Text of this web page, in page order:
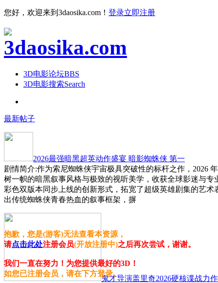
您好，欢迎来到3daosika.com！ 登录立即注册
3D电影论坛BBS
3D电影搜索Search
最新帖子
2026最强暗黑超英动作盛宴 暗影蜘蛛侠 第一
剧情简介:作为索尼蜘蛛侠宇宙极具突破性的标杆之作，2026
树一帜的暗黑叙事风格与极致的视听美学，收获全球影迷与
彩色双版本同步上线的创新形式，拓宽了超级英雄剧集的艺
出传统蜘蛛侠青春热血的叙事框架，摒
鬼才导演盖里奇2026硬核谍战力
抱歉，您是(游客)无法查看本资源，
请点击此处注册会员(开放注册中)之后再次尝试，谢谢。
我们一直在努力！为您提供最好的3D！
如您已注册会员，请在下方登录。